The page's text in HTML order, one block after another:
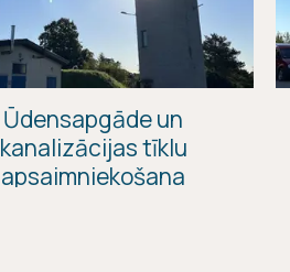
Ūdensapgāde un
kanalizācijas tīklu
apsaimniekošana